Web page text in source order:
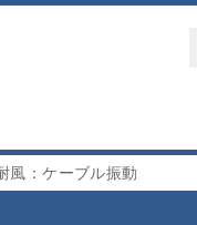
風：ケーブル振動